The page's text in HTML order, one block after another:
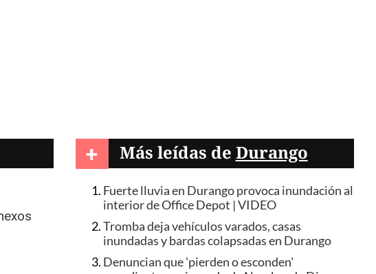
+ Más leídas de Durango
Fuerte lluvia en Durango provoca inundación al
interior de Office Depot | VIDEO
Tromba deja vehículos varados, casas
inundadas y bardas colapsadas en Durango
Denuncian que 'pierden o esconden'